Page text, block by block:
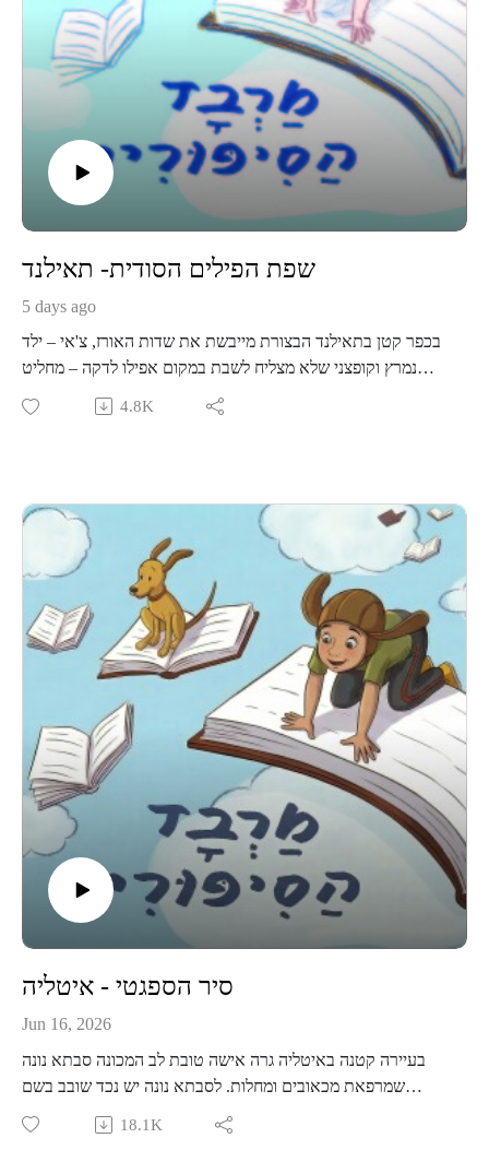
שפת הפילים הסודית- תאילנד
5 days ago
בכפר קטן בתאילנד הבצורת מייבשת את שדות האורז, צ'אי – ילד
נמרץ וקופצני שלא מצליח לשבת במקום אפילו לדקה – מחליט
להציל את הכפר ולצאת למשימה בלתי אפשרית: למצוא את הפיל
הלבן והאגדי. אומרים שהפיל הלבן הוא היחיד שיכול להביא את
זקן, לתוכית עצבנית ולסנאי חששן ללמד אותו על החיים? ומהי
אגדה קסומה על נחישות, אהבה והקשבה לפעימות הלב.
ילדה: שקד נהור
מוזמנים לפגוש אותנו פנים מול פנים בפודקאסט לייב במרכז ענב
https://www.goshow.co.il/pages/minisite/596
קבוצת וואטסאפ שקטה לעוד תכנים, סיפורים, וסודות מאחורי
הקלעים-
https://chat.whatsapp.com/KjBmA8KGvjAJmS6sxakdpX
4.8K
סיר הספגטי - איטליה
Jun 16, 2026
בעיירה קטנה באיטליה גרה אישה טובת לב המכונה סבתא נונה
שמרפאת מכאובים ומחלות. לסבתא נונה יש נכד שובב בשם
אנטוניו, שחולם להיות חשוב ומפורסם ברחבי העיר. ערב אחד,
מגלה אנטוניו את הסוד הגדול של סבתא נונה- סיר פלאים שמכין
18.1K